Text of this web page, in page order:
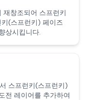
창조되어 스프런키
(스프런키) 페이즈
상시킵니다.
스프런키(스프런키)
전 레이어를 추가하여